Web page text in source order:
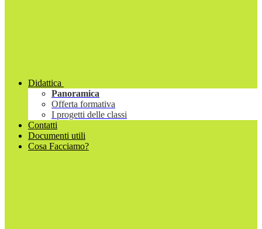
Didattica
Panoramica
Offerta formativa
I progetti delle classi
Contatti
Documenti utili
Cosa Facciamo?